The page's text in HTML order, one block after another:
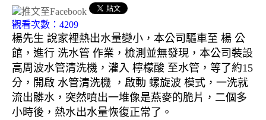
觀看次數：4209
楊先生 說家裡熱出水量變小，本公司驅車至 楊 公
館，進行 洗水管 作業，檢測並無發現，本公司裝設
高周波水管清洗機，灌入 檸檬酸 至水管，等了約15
分，開啟 水管清洗機 ，啟動 螺旋波 模式，一洗就
流出髒水，突然噴出一堆像是燕麥的脆片，二個多
小時後，熱水出水量恢復正常了。